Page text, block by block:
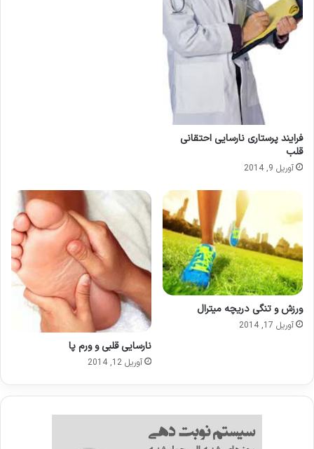
فرایند پرستاری نارسایی احتقانی
قلب
آوریل 9, 2014
ورزش و تنگی دریچه میترال
آوریل 17, 2014
نارسایی قلبی و ورم پا
آوریل 12, 2014